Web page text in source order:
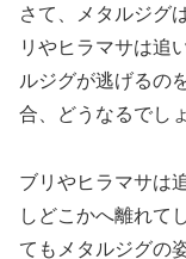
さて、メタルジグ
リやヒラマサは追
ルジグが逃げるの
合、どうなるでし
ブリやヒラマサは
しどこかへ離れて
てもメタルジグの